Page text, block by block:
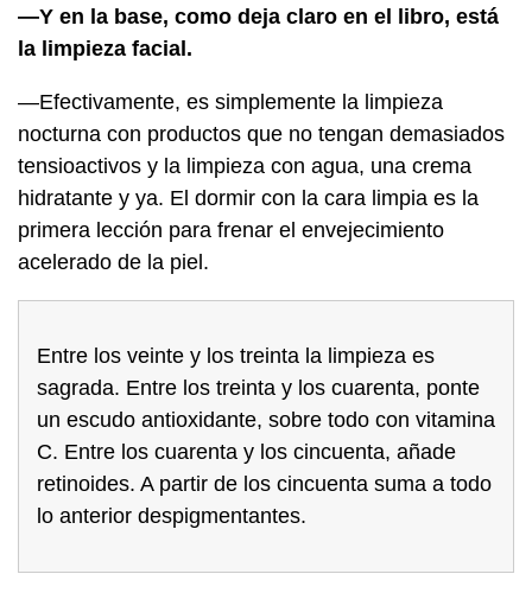
—Y en la base, como deja claro en el libro, está
la limpieza facial.
—Efectivamente, es simplemente la limpieza
nocturna con productos que no tengan demasiados
tensioactivos y la limpieza con agua, una crema
hidratante y ya. El dormir con la cara limpia es la
primera lección para frenar el envejecimiento
acelerado de la piel.
Entre los veinte y los treinta la limpieza es
sagrada. Entre los treinta y los cuarenta, ponte
un escudo antioxidante, sobre todo con vitamina
C. Entre los cuarenta y los cincuenta, añade
retinoides. A partir de los cincuenta suma a todo
lo anterior despigmentantes.